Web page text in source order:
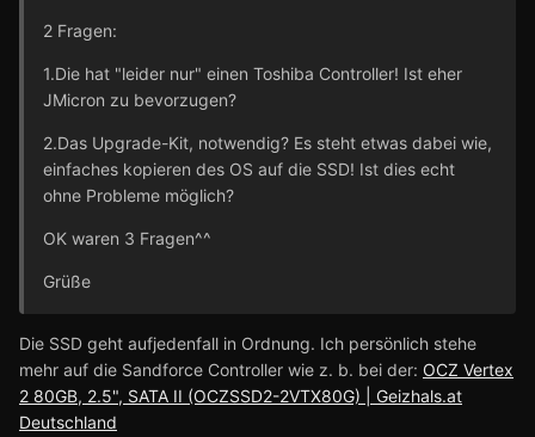
2 Fragen:
1.Die hat "leider nur" einen Toshiba Controller! Ist eher
JMicron zu bevorzugen?
2.Das Upgrade-Kit, notwendig? Es steht etwas dabei wie,
einfaches kopieren des OS auf die SSD! Ist dies echt
ohne Probleme möglich?
OK waren 3 Fragen^^
Grüße
Die SSD geht aufjedenfall in Ordnung. Ich persönlich stehe
mehr auf die Sandforce Controller wie z. b. bei der: OCZ Vertex
2 80GB, 2.5", SATA II (OCZSSD2-2VTX80G) | Geizhals.at
Deutschland